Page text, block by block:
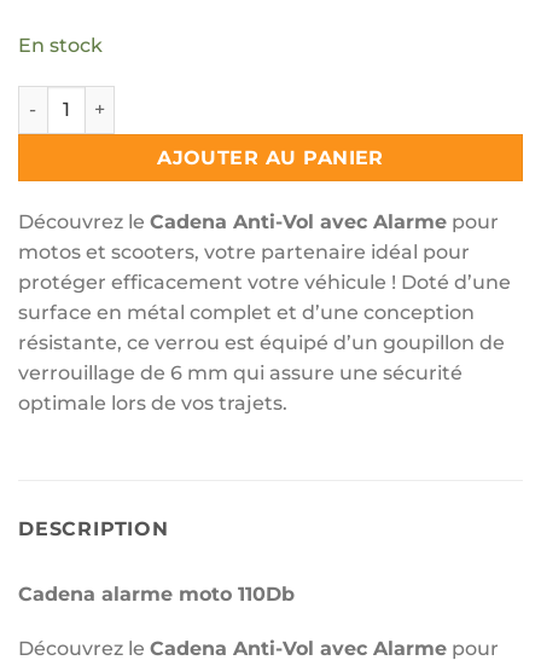
En stock
quantité de Cadena alarme moto 110Db
AJOUTER AU PANIER
Découvrez le Cadena Anti-Vol avec Alarme pour
motos et scooters, votre partenaire idéal pour
protéger efficacement votre véhicule ! Doté d’une
surface en métal complet et d’une conception
résistante, ce verrou est équipé d’un goupillon de
verrouillage de 6 mm qui assure une sécurité
optimale lors de vos trajets.
DESCRIPTION
Cadena alarme moto 110Db
Découvrez le Cadena Anti-Vol avec Alarme pour